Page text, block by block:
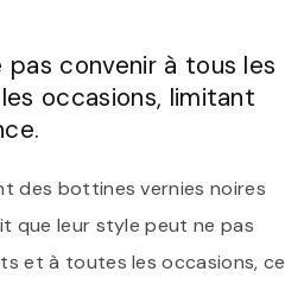
convenir à tous les
occasions, limitant
des bottines vernies noires
que leur style peut ne pas
et à toutes les occasions, ce